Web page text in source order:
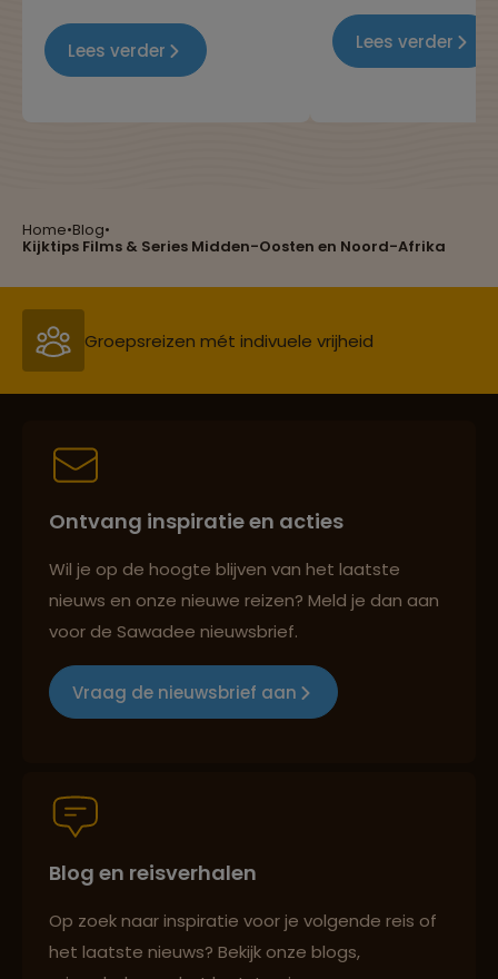
Home•Blog•
Kijktips Films & Series Midden-Oosten en Noord-Afrika
geheel onbelangrijk: de
nationale cocktails! In dit
Lees verder
overal op de
Maar heb jij je ooit
Lees verder
Reizen met oog voor mens, cultuur en milieu
Groepsreizen mét indivuele vrijheid
Persoonlijk en deskundig reisadvies
Reizen met oog voor mens, cultuur en milieu
Persoonlijk en deskundig reisadvies
Ontvang inspiratie en acties
Wil je op de hoogte blijven van het laatste
nieuws en onze nieuwe reizen? Meld je dan aan
voor de Sawadee nieuwsbrief.
Vraag de nieuwsbrief aan
Blog en reisverhalen
Op zoek naar inspiratie voor je volgende reis of
het laatste nieuws? Bekijk onze blogs,